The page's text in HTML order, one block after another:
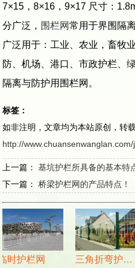
7×15，8×16，9×17 尺寸：
分广泛， 围栏网常用于界围隔
广泛用于：工业、农业，畜牧
防、机场、港口、市政护栏、
隔离与防护用围栏网。
标签：
如非注明，文章均为本站原创，转
http://
上一篇：基坑护栏所具备的基本特
下一篇：桥梁护栏网的产品特点！
时护栏网 三角折弯护栏网